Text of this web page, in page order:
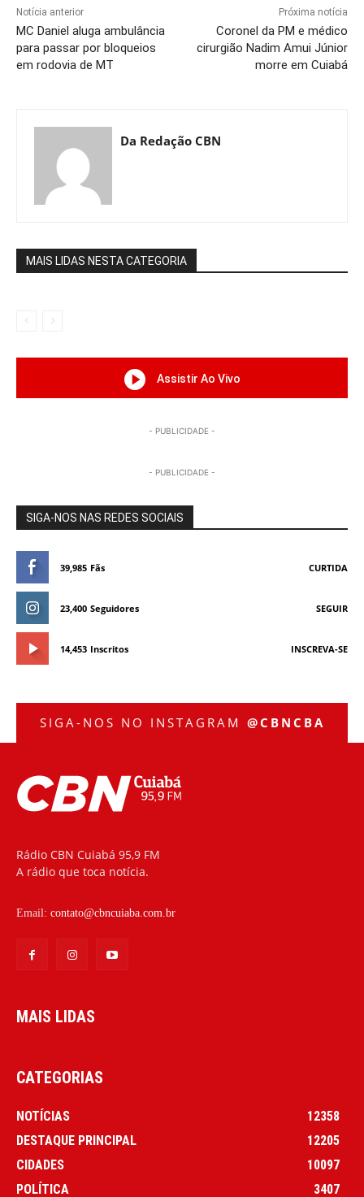
Notícia anterior
MC Daniel aluga ambulância
para passar por bloqueios
em rodovia de MT
Próxima notícia
Coronel da PM e médico
cirurgião Nadim Amui Júnior
morre em Cuiabá
Da Redação CBN
MAIS LIDAS NESTA CATEGORIA
Assistir Ao Vivo
- PUBLICIDADE -
- PUBLICIDADE -
SIGA-NOS NAS REDES SOCIAIS
39,985 Fãs CURTIDA
23,400 Seguidores SEGUIR
14,453 Inscritos INSCREVA-SE
SIGA-NOS NO INSTAGRAM @CBNCBA
Rádio CBN Cuiabá 95,9 FM
A rádio que toca notícia.
Email: contato@cbncuiaba.com.br
MAIS LIDAS
CATEGORIAS
NOTÍCIAS
12358
DESTAQUE PRINCIPAL
12205
CIDADES
10097
POLÍTICA
3407